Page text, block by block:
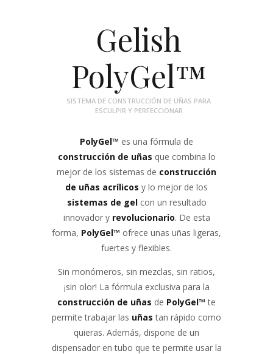
Gelish
PolyGel™
SISTEMA DE CONSTRUCCIÓN DE UÑAS PARA
ESCULPIR Y PERFECCIONAR
PolyGel™ es una fórmula de
construcción de uñas que combina lo
mejor de los sistemas de construcción
de uñas acrílicos y lo mejor de los
sistemas de gelcon un resultado
innovador y revolucionario. De esta
forma, PolyGel™ ofrece unas uñas ligeras,
fuertes y flexibles.
Sin monómeros, sin mezclas, sin ratios,
¡sin olor! La fórmula exclusiva para la
construcción de uñas de PolyGel™ te
permite trabajar las uñas tan rápido como
quieras. Además, dispone de un
dispensador en tubo que te permite usar la